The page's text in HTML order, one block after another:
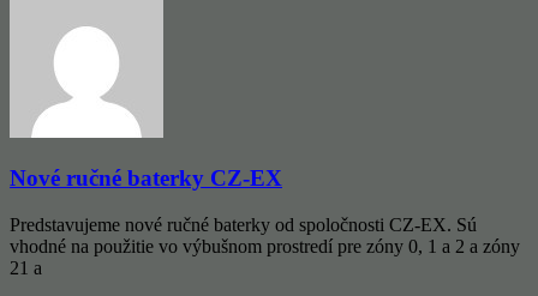
Nové ručné baterky CZ-EX
Predstavujeme nové ručné baterky od spoločnosti CZ-EX. Sú
vhodné na použitie vo výbušnom prostredí pre zóny 0, 1 a 2 a zóny
21 a